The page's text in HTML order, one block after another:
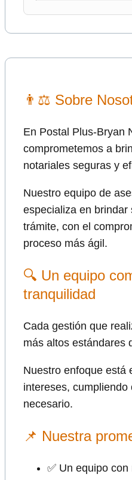
👨⚖ Sobre
En Postal Plus-Bryan
comprometemos a
notariales seguras y
Nuestro equipo de
especializa en brindar
trámite, con el
proceso más ágil.
🔍 Un equipo
tranquilidad
Cada gestión que
más altos estándares
Nuestro enfoque está
intereses,
necesario.
📌 Nuestra
✅ Un equipo